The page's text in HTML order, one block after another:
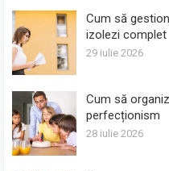
Cum să
izolezi complet
29 iulie 2026
Cum să
perfecționism
28 iulie 2026